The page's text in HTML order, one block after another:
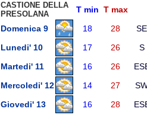
CASTIONE DELLA
PRESOLANA
T min T max
Domenica 9
18 28
SE
Lunedi' 10
17 26
S
Martedi' 11
16 26
Mercoledi' 12
14 27
Giovedi' 13
16 28